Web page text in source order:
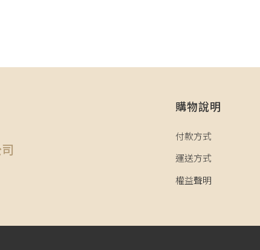
購物說明
付款方式
運送方式
權益聲明